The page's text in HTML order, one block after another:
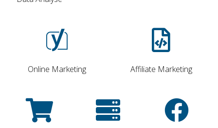
Online Marketing Affiliate Marketing